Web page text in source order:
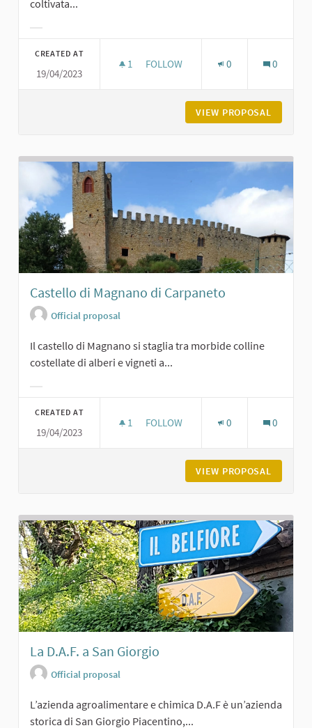
coltivata...
CREATED AT
19/04/2023
1 1 FOLLOWER
FOLLOW 0 0
VIEW PROPOSAL
Castello di Magnano di Carpaneto
Official proposal
Il castello di Magnano si staglia tra morbide colline
costellate di alberi e vigneti a...
CREATED AT
19/04/2023
1 1 FOLLOWER
FOLLOW 0 0
VIEW PROPOSAL
La D.A.F. a San Giorgio
Official proposal
L’azienda agroalimentare e chimica D.A.F è un’azienda
storica di San Giorgio Piacentino,...